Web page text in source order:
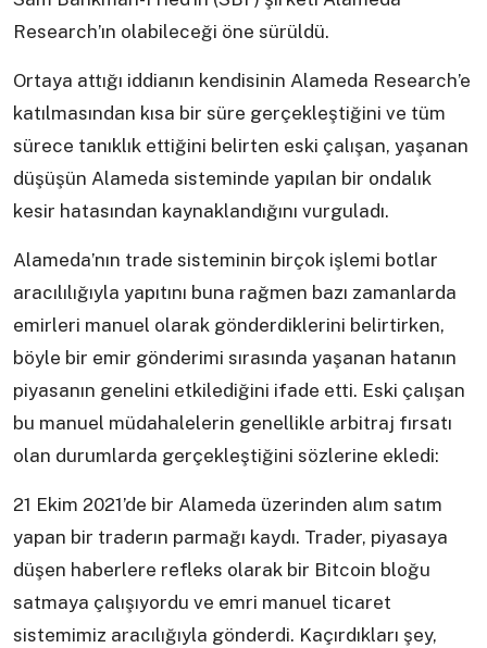
Research’ın olabileceği öne sürüldü.
Ortaya attığı iddianın kendisinin Alameda Research’e
katılmasından kısa bir süre gerçekleştiğini ve tüm
sürece tanıklık ettiğini belirten eski çalışan, yaşanan
düşüşün Alameda sisteminde yapılan bir ondalık
kesir hatasından kaynaklandığını vurguladı.
Alameda’nın trade sisteminin birçok işlemi botlar
aracılılığıyla yapıtını buna rağmen bazı zamanlarda
emirleri manuel olarak gönderdiklerini belirtirken,
böyle bir emir gönderimi sırasında yaşanan hatanın
piyasanın genelini etkilediğini ifade etti. Eski çalışan
bu manuel müdahalelerin genellikle arbitraj fırsatı
olan durumlarda gerçekleştiğini sözlerine ekledi:
21 Ekim 2021’de bir Alameda üzerinden alım satım
yapan bir traderın parmağı kaydı. Trader, piyasaya
düşen haberlere refleks olarak bir Bitcoin bloğu
satmaya çalışıyordu ve emri manuel ticaret
sistemimiz aracılığıyla gönderdi. Kaçırdıkları şey,